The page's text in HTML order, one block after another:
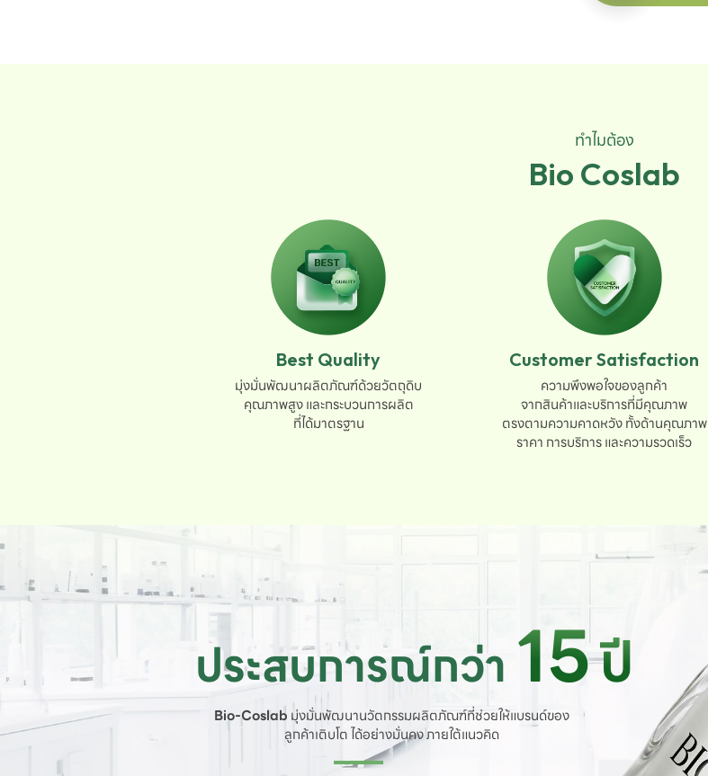
ทำไมต้อง
Bio Coslab
Best Quality
มุ่งมั่นพัฒนาผลิตภัณฑ์ด้วยวัตถุดิบ
คุณภาพสูง และกระบวนการผลิต
ที่ได้มาตรฐาน
Customer Satisfaction
ความพึงพอใจของลูกค้า
จากสินค้าและบริการที่มีคุณภาพ
ตรงตามความคาดหวัง ทั้งด้านคุณภาพ
ราคา การบริการ และความรวดเร็ว
ประสบการณ์กว่า 15ปี
Bio-Coslab มุ่งมั่นพัฒนานวัตกรรมผลิตภัณฑ์ที่ช่วยให้แบรนด์ของ
ลูกค้าเติบโต ได้อย่างมั่นคง ภายใต้แนวคิด